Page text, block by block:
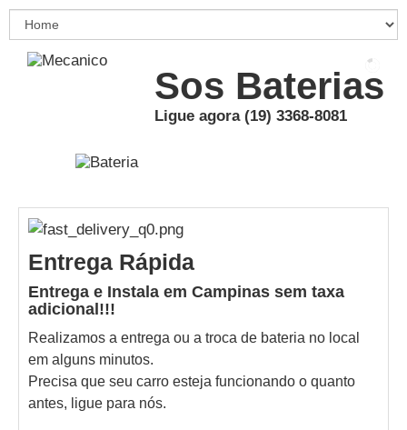
Sos Baterias
Ligue agora (19) 3368-8081
Entrega Rápida
Entrega e Instala em Campinas sem taxa
adicional!!!
Realizamos a entrega ou a troca de bateria no local
em alguns minutos.
Precisa que seu carro esteja funcionando o quanto
antes, ligue para nós.